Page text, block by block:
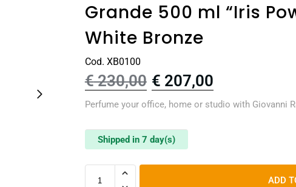
Grande 500 ml “Iris
White Bronze
Cod. XB0100
€230,00 € 207,00
Perfume your office, home or studio with Giovanni
Shipped in 7 day(s)
ADD